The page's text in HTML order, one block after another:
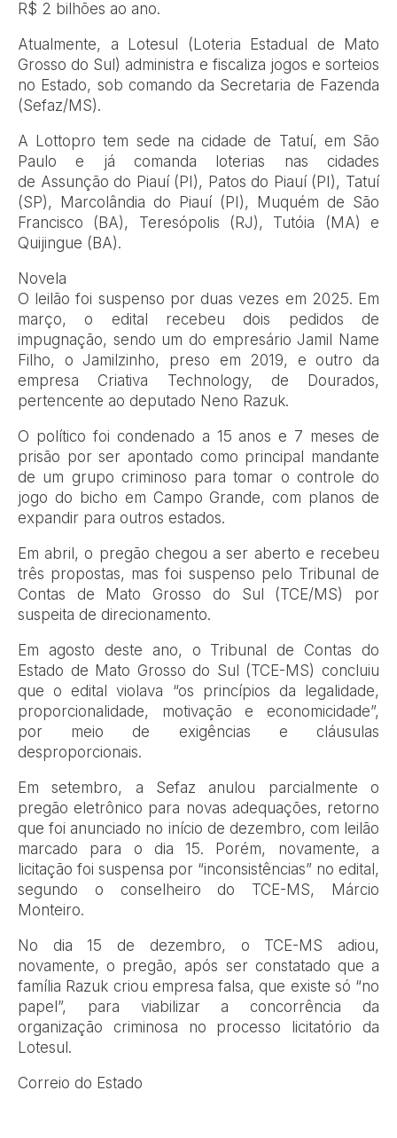
R$ 2 bilhões ao ano.
Atualmente, a Lotesul (Loteria Estadual de Mato
Grosso do Sul) administra e fiscaliza jogos e sorteios
no Estado, sob comando da Secretaria de Fazenda
(Sefaz/MS).
A Lottopro tem sede na cidade de Tatuí, em São
Paulo e já comanda loterias nas cidades
de Assunção do Piauí (PI), Patos do Piauí (PI), Tatuí
(SP), Marcolândia do Piauí (PI), Muquém de São
Francisco (BA), Teresópolis (RJ), Tutóia (MA) e
Quijingue (BA).
Novela
O leilão foi suspenso por duas vezes em 2025. Em
março, o edital recebeu dois pedidos de
impugnação, sendo um do empresário Jamil Name
Filho, o Jamilzinho, preso em 2019, e outro da
empresa Criativa Technology, de Dourados,
pertencente ao deputado Neno Razuk.
O político foi condenado a 15 anos e 7 meses de
prisão por ser apontado como principal mandante
de um grupo criminoso para tomar o controle do
jogo do bicho em Campo Grande, com planos de
expandir para outros estados.
Em abril, o pregão chegou a ser aberto e recebeu
três propostas, mas foi suspenso pelo Tribunal de
Contas de Mato Grosso do Sul (TCE/MS) por
suspeita de direcionamento.
Em agosto deste ano, o Tribunal de Contas do
Estado de Mato Grosso do Sul (TCE-MS) concluiu
que o edital violava “os princípios da legalidade,
proporcionalidade, motivação e economicidade”,
por meio de exigências e cláusulas
desproporcionais.
Em setembro, a Sefaz anulou parcialmente o
pregão eletrônico para novas adequações, retorno
que foi anunciado no início de dezembro, com leilão
marcado para o dia 15. Porém, novamente, a
licitação foi suspensa por “inconsistências” no edital,
segundo o conselheiro do TCE-MS, Márcio
Monteiro.
No dia 15 de dezembro, o TCE-MS adiou,
novamente, o pregão, após ser constatado que a
família Razuk criou empresa falsa, que existe só “no
papel”, para viabilizar a concorrência da
organização criminosa no processo licitatório da
Lotesul.
Correio do Estado